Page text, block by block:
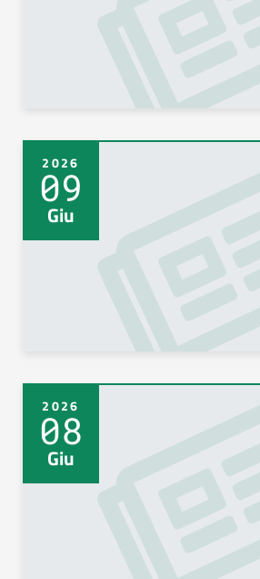
2026
09
Giu
2026
08
Giu